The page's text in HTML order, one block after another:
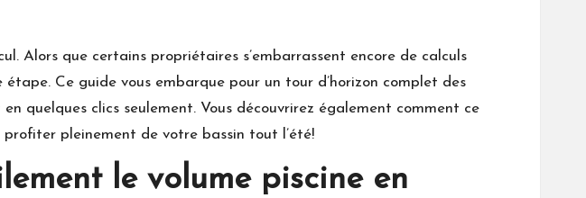
Alors que certains propriétaires s’embarrassent encore de calculs
Ce guide vous embarque pour un tour d’horizon complet des
quelques clics seulement. Vous découvrirez également comment ce
profiter pleinement de votre bassin tout l’été!
le volume piscine en